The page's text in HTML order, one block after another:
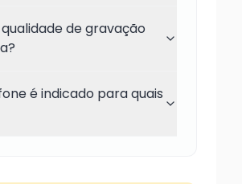
de gravação
é indicado para quais